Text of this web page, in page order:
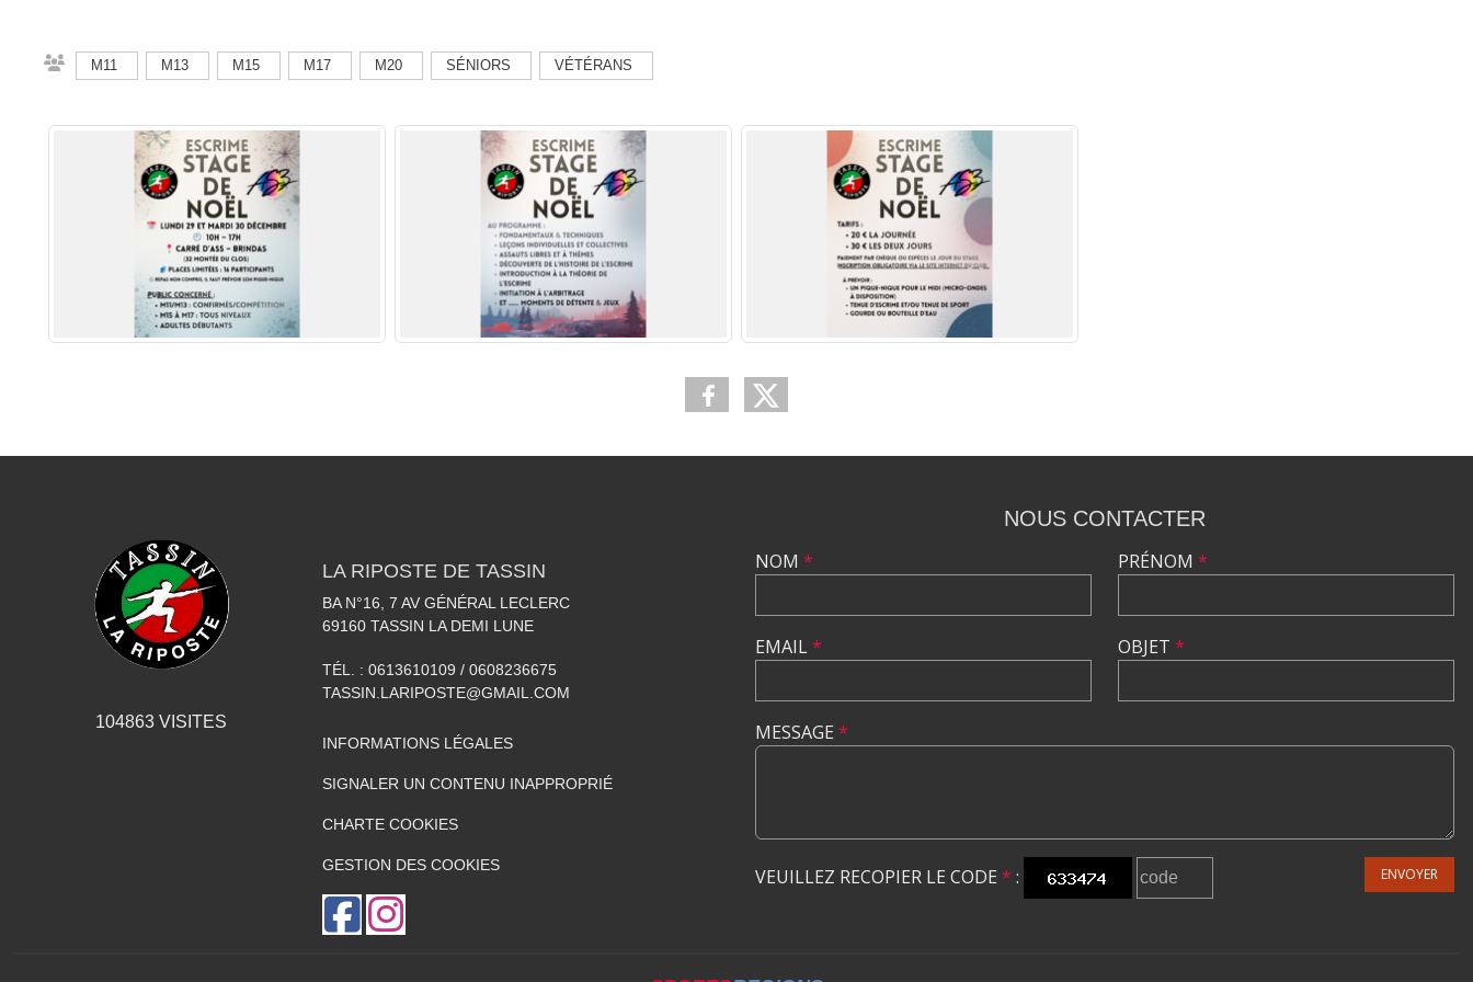
M11 M13 M15 M17 M20 SÉNIORS VÉTÉRANS
104863 VISITES
LA RIPOSTE DE TASSIN
BA N°16, 7 AV GÉNÉRAL LECLERC
69160 TASSIN LA DEMI LUNE
TÉL. : 0613610109 / 0608236675
TASSIN.LARIPOSTE@GMAIL.COM
INFORMATIONS LÉGALES
SIGNALER UN CONTENU INAPPROPRIÉ
CHARTE COOKIES
GESTION DES COOKIES
NOUS CONTACTER
NOM *
EMAIL*
PRÉNOM *
OBJET *
MESSAGE *
VEUILLEZ RECOPIER LE CODE * : ENVOYER